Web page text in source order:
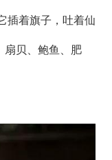
插着旗子，吐着仙
扇贝、鲍鱼、肥